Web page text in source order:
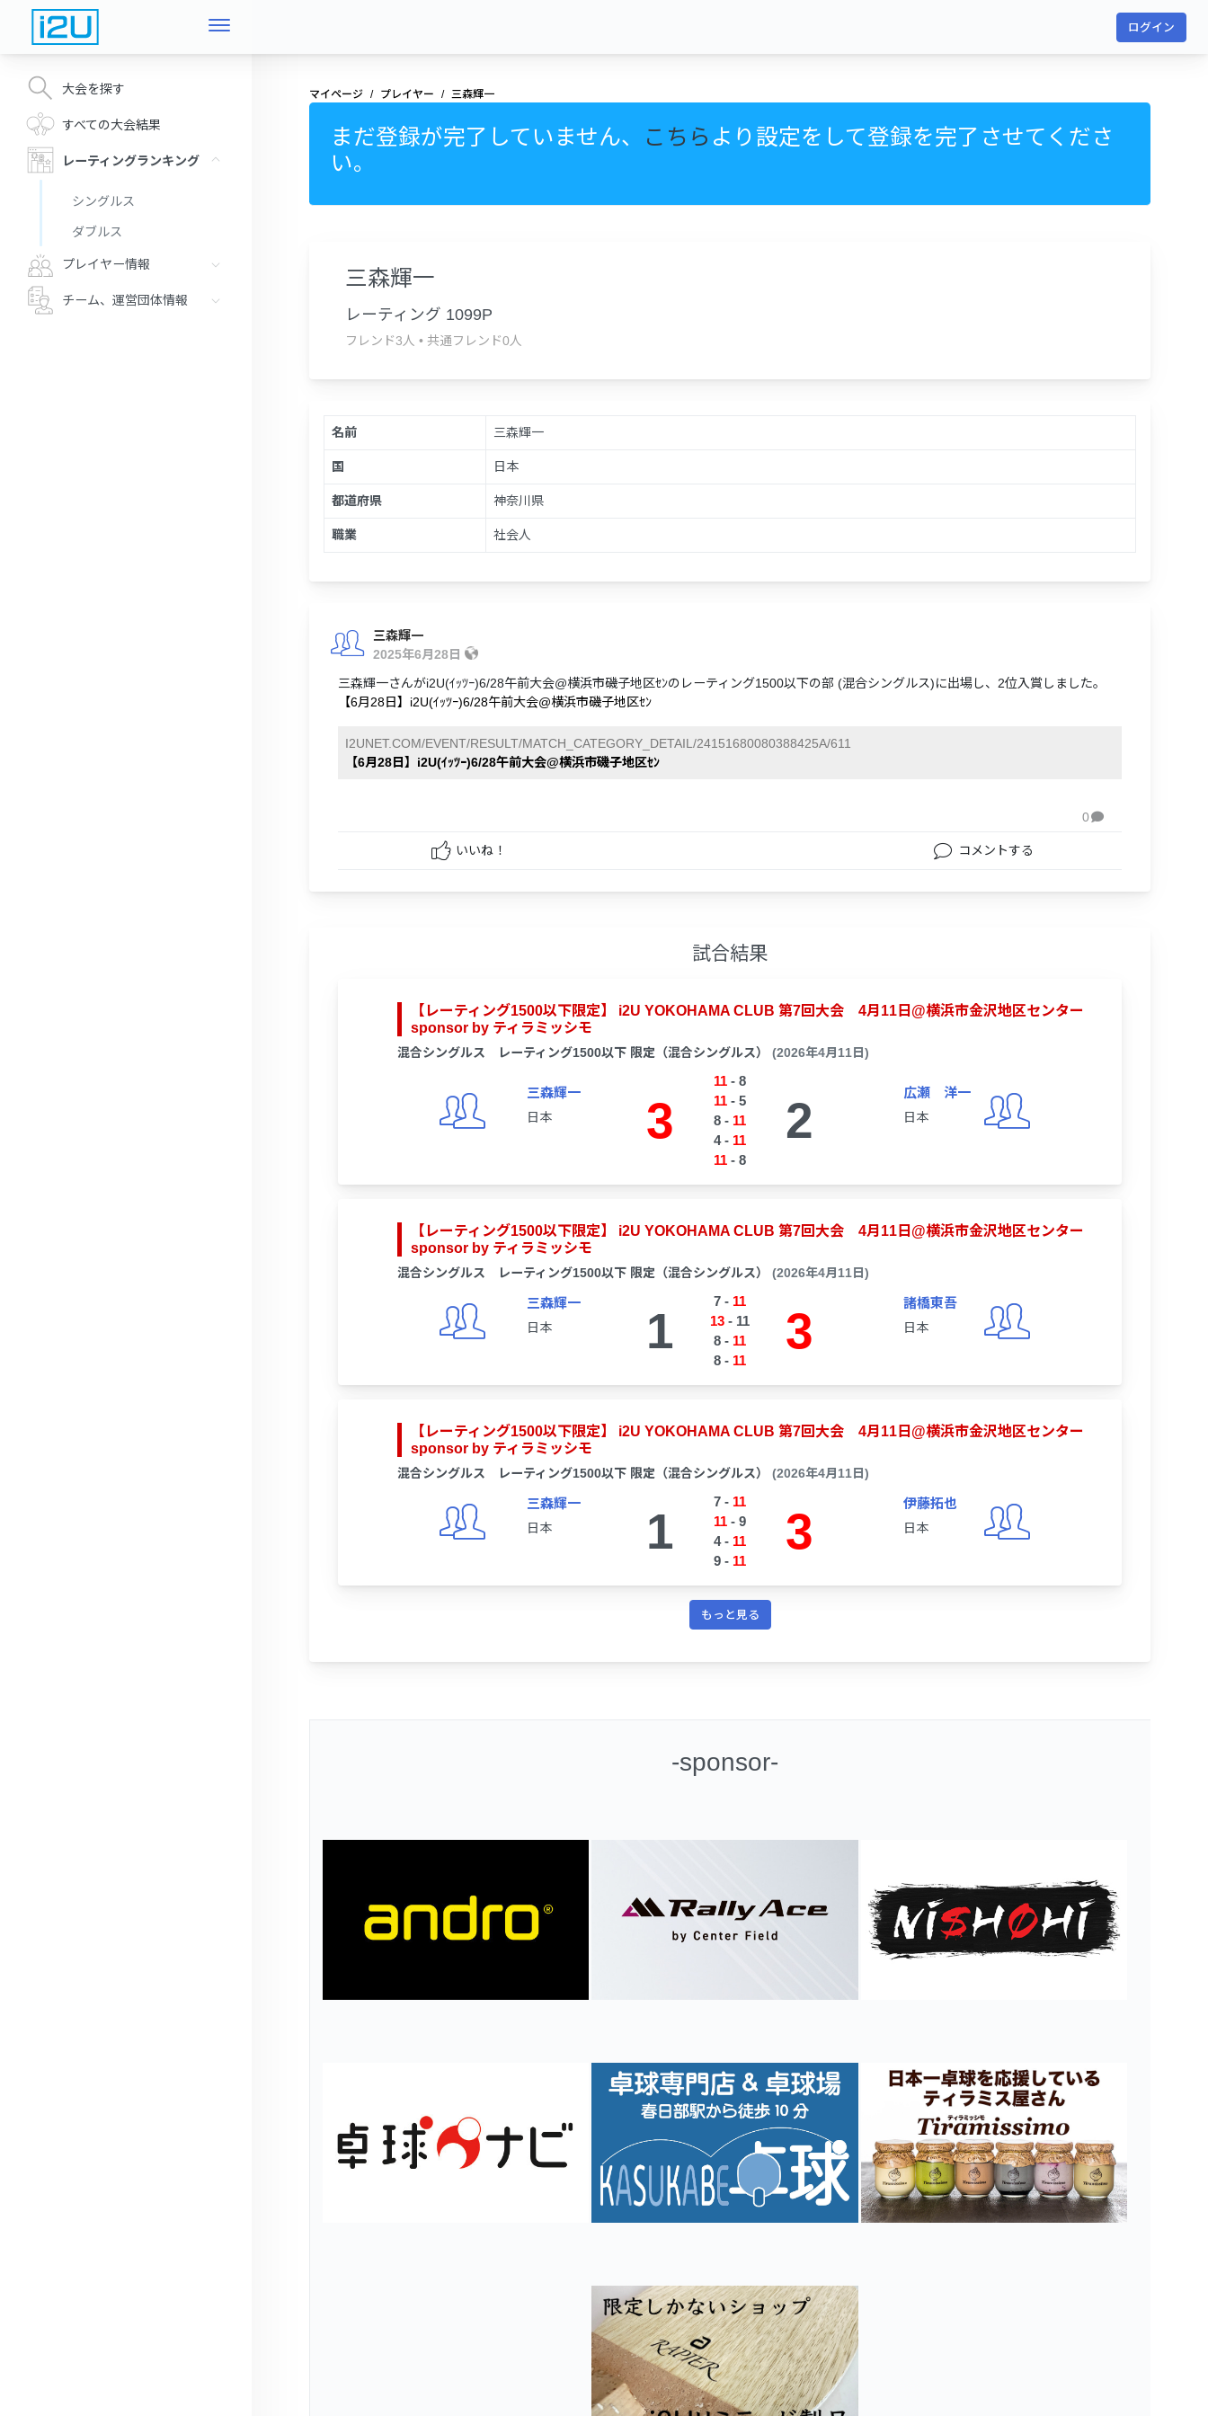
ログイン
大会を探す
すべての大会結果
レーティングランキング
シングルス
ダブルス
プレイヤー情報
チーム、運営団体情報
マイページ プレイヤー 三森輝一
まだ登録が完了していません、 こちら より設定をして登録を完了させてくださ
い。
三森輝一
レーティング 1099P
フレンド3人 • 共通フレンド0人
名前 三森輝一
国 日本
都道府県 神奈川県
職業 社会人
三森輝一
2025年6月28日
三森輝一さんがi2U(ｲｯﾂｰ)6/28午前大会@横浜市磯子地区ｾﾝのレーティング1500以下の部 (混合シングルス)に出場し、2位入賞しました。
【6月28日】i2U(ｲｯﾂｰ)6/28午前大会@横浜市磯子地区ｾﾝ
I2UNET.COM/EVENT/RESULT/MATCH_CATEGORY_DETAIL/24151680080388425A/611
【6月28日】i2U(ｲｯﾂｰ)6/28午前大会@横浜市磯子地区ｾﾝ
0
いいね！ コメントする
試合結果
【レーティング1500以下限定】 i2U YOKOHAMA CLUB 第7回大会 4月11日@横浜市金沢地区センター
sponsor by ティラミッシモ
混合シングルス レーティング1500以下 限定（混合シングルス） (2026年4月11日)
三森輝一
日本 3
11- 8
11- 5
8- 11
4- 11
11- 8
2
広瀬 洋一
日本
【レーティング1500以下限定】 i2U YOKOHAMA CLUB 第7回大会 4月11日@横浜市金沢地区センター
sponsor by ティラミッシモ
混合シングルス レーティング1500以下 限定（混合シングルス） (2026年4月11日)
三森輝一
日本 1
7- 11
13- 11
8- 11
8- 11
3
諸橋東吾
日本
【レーティング1500以下限定】 i2U YOKOHAMA CLUB 第7回大会 4月11日@横浜市金沢地区センター
sponsor by ティラミッシモ
混合シングルス レーティング1500以下 限定（混合シングルス） (2026年4月11日)
三森輝一
日本 1
7- 11
11- 9
4- 11
9- 11
3
伊藤拓也
日本
もっと見る
-sponsor-